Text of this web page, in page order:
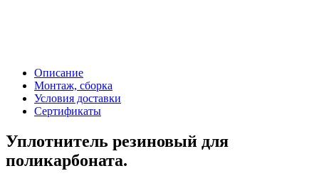
Описание
Монтаж, сборка
Условия доставки
Сертификаты
Уплотнитель резиновый для
поликарбоната.